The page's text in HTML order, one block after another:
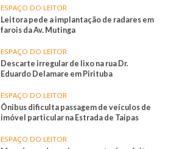
ESPAÇO DO LEITOR
Leitora pede a implantação de radares em
farois da Av. Mutinga
ESPAÇO DO LEITOR
Descarte irregular de lixo na rua Dr.
Eduardo Delamare em Pirituba
ESPAÇO DO LEITOR
Ônibus dificulta passagem de veículos de
imóvel particular na Estrada de Taipas
ESPAÇO DO LEITOR